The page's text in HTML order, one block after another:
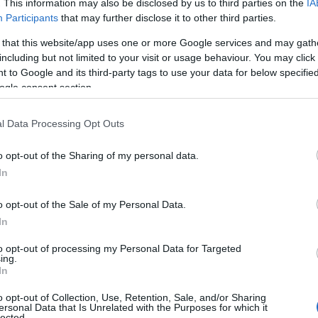
This information may also be disclosed by us to third parties on the
Participants that may further disclose it to other third parties.
that this website/app uses one or more Google services and may
but not limited to your visit or usage behaviour. You may
to Google and its third-party tags to use your data for below
consent section.
Data Processing Opt Outs
opt-out of the Sharing of my personal data.
opt-out of the Sale of my Personal Data.
opt-out of processing my Personal Data for Targeted
opt-out of Collection, Use, Retention, Sale, and/or Sharing
Data that Is Unrelated with the Purposes for which it
Σκύρου για τους δημότες του η οποία
ανάπτυξη της Σκύρου. Ωστόσο με αυτό
επιβεβαιώνει όλους όσοι λένε ότι ένας
να κάνει πολλά για το νησί.